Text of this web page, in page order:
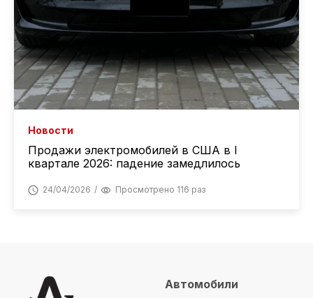
Новости
Продажи электромобилей в США в I
квартале 2026: падение замедлилось
24/04/2026 Просмотрено 116 раз
Автомобили